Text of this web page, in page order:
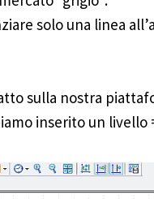
solo una linea
sulla nostra
inserito un livello